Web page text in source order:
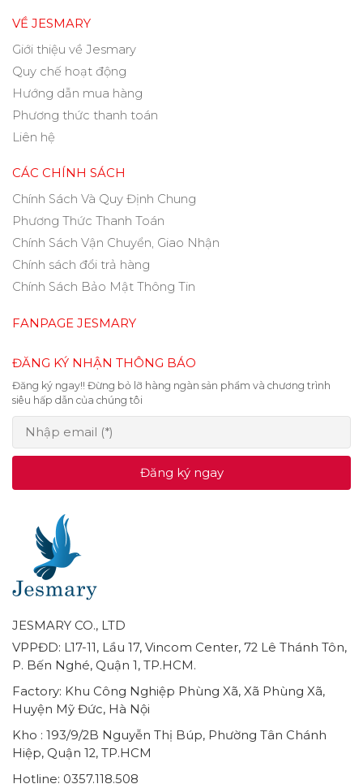
VỀ JESMARY
Giới thiệu về Jesmary
Quy chế hoạt động
Hướng dẫn mua hàng
Phương thức thanh toán
Liên hệ
CÁC CHÍNH SÁCH
Chính Sách Và Quy Định Chung
Phương Thức Thanh Toán
Chính Sách Vận Chuyển, Giao Nhận
Chính sách đổi trả hàng
Chính Sách Bảo Mật Thông Tin
FANPAGE JESMARY
ĐĂNG KÝ NHẬN THÔNG BÁO
Đăng ký ngay!! Đừng bỏ lỡ hàng ngàn sản phẩm và chương trình
siêu hấp dẫn của chúng tôi
Đăng ký ngay
JESMARY CO., LTD
VPPĐD: L17-11, Lầu 17, Vincom Center, 72 Lê Thánh Tôn,
P. Bến Nghé, Quận 1, TP.HCM.
Factory: Khu Công Nghiệp Phùng Xã, Xã Phùng Xã,
Huyện Mỹ Đức, Hà Nội
Kho : 193/9/2B Nguyễn Thị Búp, Phường Tân Chánh
Hiệp, Quận 12, TP.HCM
Hotline: 0357.118.508